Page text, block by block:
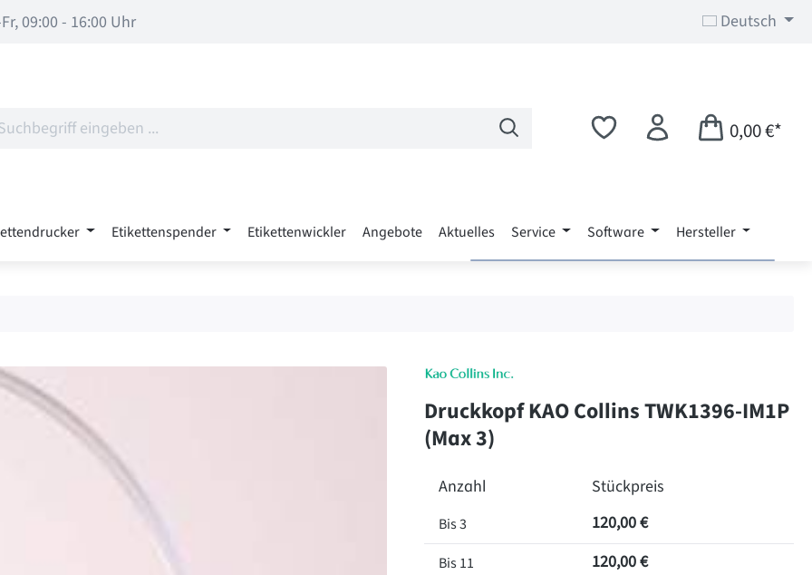
09:00 - 16:00 Uhr Deutsch
0,00 €*
Etikettenspender Etikettenwickler Angebote Aktuelles Service Software Hersteller
Druckkopf KAO Collins TWK1396-IM1P
(Max 3)
Anzahl Stückpreis
Bis3 120,00 €
Bis11 120,00 €